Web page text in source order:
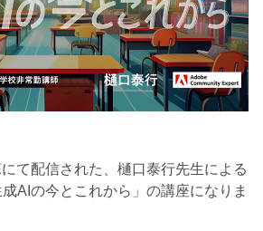
て配信された、樋口泰行先生による
成AIの今とこれから」の講座になりま